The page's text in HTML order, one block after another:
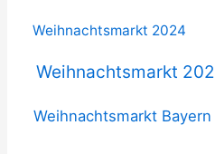
Weihnachtsmarkt 2024
Weihnachtsmarkt
Weihnachtsmarkt Bayern